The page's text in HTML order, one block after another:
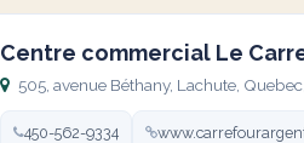
Centre commercial Le
505, avenue Béthany, Lachute,
450-562-9334